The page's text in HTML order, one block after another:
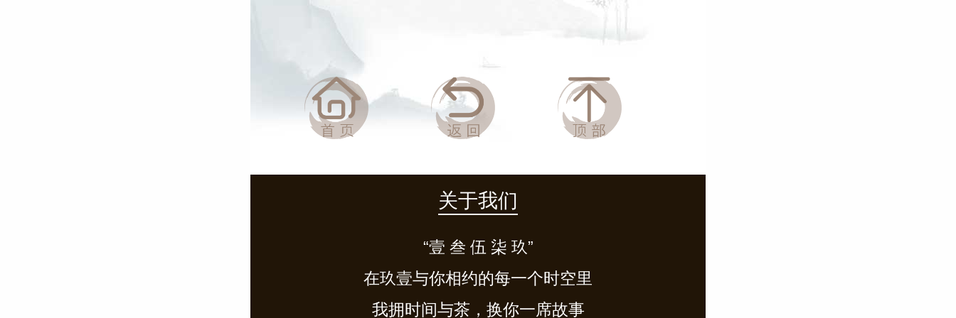
关于我们
“壹 叁 伍 柒 玖”
在玖壹与你相约的每一个时空里
我拥时间与茶，换你一席故事